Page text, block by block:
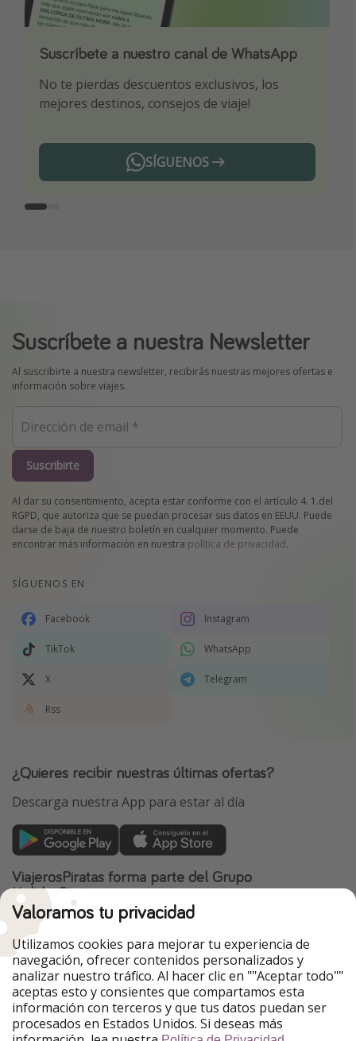
Suscríbete a nuestro canal de WhatsApp
No te pierdas descuentos exclusivos, los
mejores destinos, consejos de viaje!
SÍGUENOS
Descarga nuestra app
Sé el primero en reservar nuestros chollazos
¡Suscríbete a nuestro canal de Telegram!
¡Recibe las mejores ofertas seleccionadas para
ti por nuestros expertos en viajes
Telegram
Suscríbete a nuestra Newsletter
Al suscribirte a nuestra newsletter, recibirás nuestras mejores ofertas e
información sobre viajes.
Suscribirte
Al dar su consentimiento, acepta estar conforme con el artículo 4. 1.del
RGPD, que autoriza que se puedan procesar sus datos en EEUU. Puede
darse de baja de nuestro boletín en cualquier momento. Puede
encontrar más información en nuestra política de privacidad.
SÍGUENOS EN
Facebook Instagram
TikTok WhatsApp
X Telegram
Rss
¿Quieres recibir nuestras últimas ofertas?
Descarga nuestra App para estar al día
ViajerosPiratas forma parte del Grupo
HolidayPirates
Nuestros mercados
PiratinViaggio
HolidayPirates
VakantiePiraten
WakacyjniPiraci
VoyagesPirates
Ferienpiraten
Urlaubspiraten
Urlaubspiraten
TravelPirates
Valoramos tu privacidad
Utilizamos cookies para mejorar tu experiencia de
navegación, ofrecer contenidos personalizados y
analizar nuestro tráfico. Al hacer clic en ""Aceptar todo""
aceptas esto y consientes que compartamos esta
información con terceros y que tus datos puedan ser
procesados en Estados Unidos. Si deseas más